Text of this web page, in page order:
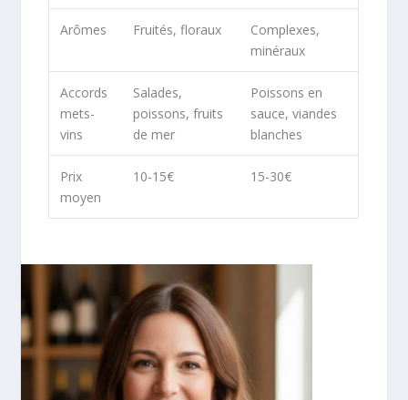
Arômes Fruités, floraux
Complexes,
minéraux
Accords
mets-
vins
Salades,
poissons, fruits
de mer
Poissons en
sauce, viandes
blanches
Prix
moyen
10-15€ 15-30€